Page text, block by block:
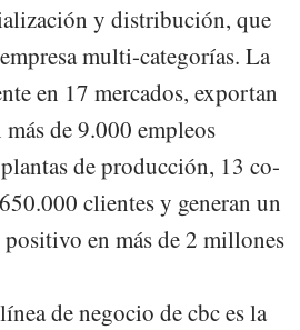
y distribución, que
multi-categorías. La
en 17 mercados, exportan
más de 9.000 empleos
de producción, 13 co-
clientes y generan un
en más de 2 millones
de negocio de cbc es la